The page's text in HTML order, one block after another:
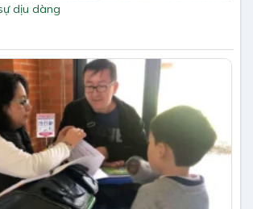
dịu dàng